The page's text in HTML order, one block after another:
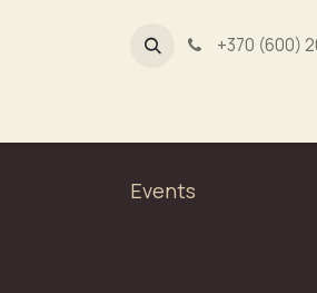
+370 (600)
Events